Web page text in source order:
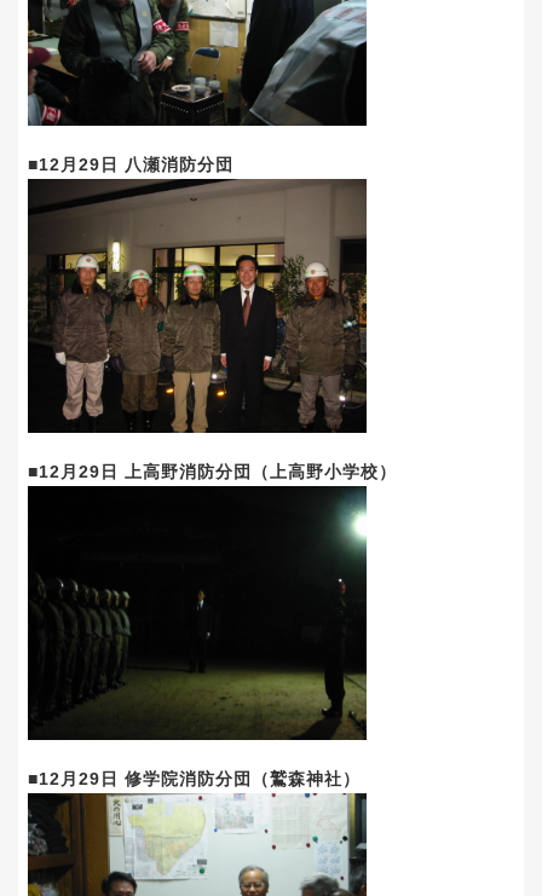
■12月29日 八瀬消防分団
■12月29日 上高野消防分団（上高野小学校）
■12月29日 修学院消防分団（鷲森神社）